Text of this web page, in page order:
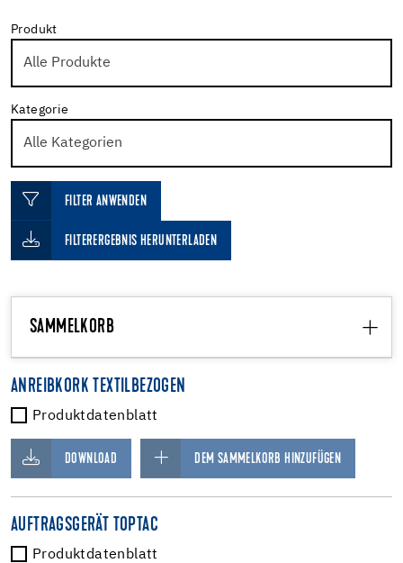
Produkt
Kategorie
FILTER ANWENDEN
FILTERERGEBNIS HERUNTERLADEN
SAMMELKORB
ANREIBKORK TEXTILBEZOGEN
Produktdatenblatt
DOWNLOAD DEM SAMMELKORB HINZUFÜGEN
AUFTRAGSGERÄT TOPTAC
Produktdatenblatt